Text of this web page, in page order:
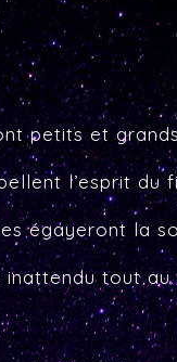
petits et
l’esprit du
égayeront la
inattendu tout